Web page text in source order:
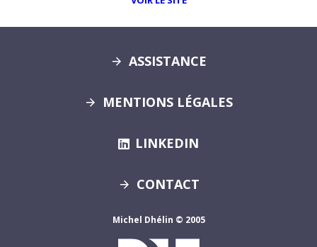
ASSISTANCE
MENTIONS LÉGALES
LINKEDIN
CONTACT
Michel Dhélin © 2005